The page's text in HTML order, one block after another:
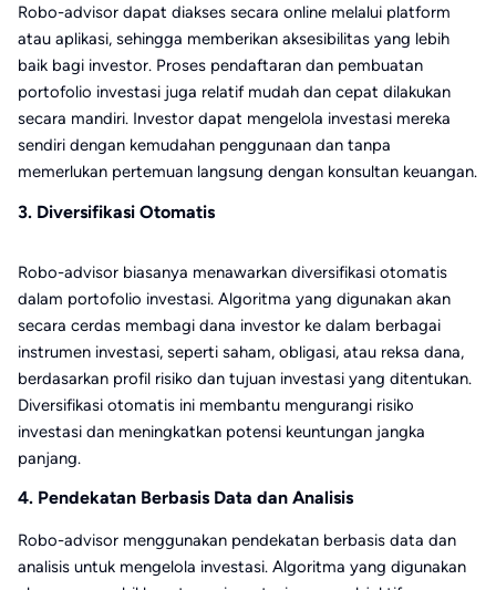
Robo-advisor dapat diakses secara online melalui platform
atau aplikasi, sehingga memberikan aksesibilitas yang lebih
baik bagi investor. Proses pendaftaran dan pembuatan
portofolio investasi juga relatif mudah dan cepat dilakukan
secara mandiri. Investor dapat mengelola investasi mereka
sendiri dengan kemudahan penggunaan dan tanpa
memerlukan pertemuan langsung dengan konsultan keuangan.
3. Diversifikasi Otomatis
Robo-advisor biasanya menawarkan diversifikasi otomatis
dalam portofolio investasi. Algoritma yang digunakan akan
secara cerdas membagi dana investor ke dalam berbagai
instrumen investasi, seperti saham, obligasi, atau reksa dana,
berdasarkan profil risiko dan tujuan investasi yang ditentukan.
Diversifikasi otomatis ini membantu mengurangi risiko
investasi dan meningkatkan potensi keuntungan jangka
panjang.
4. Pendekatan Berbasis Data dan Analisis
Robo-advisor menggunakan pendekatan berbasis data dan
analisis untuk mengelola investasi. Algoritma yang digunakan